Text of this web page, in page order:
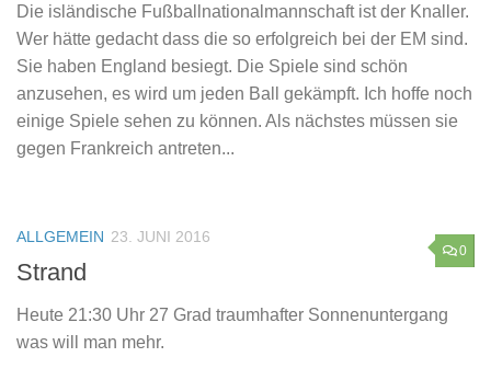
Die isländische Fußballnationalmannschaft ist der Knaller.
Wer hätte gedacht dass die so erfolgreich bei der EM sind.
Sie haben England besiegt. Die Spiele sind schön
anzusehen, es wird um jeden Ball gekämpft. Ich hoffe noch
einige Spiele sehen zu können. Als nächstes müssen sie
gegen Frankreich antreten...
0
ALLGEMEIN 23. JUNI 2016
Strand
Heute 21:30 Uhr 27 Grad traumhafter Sonnenuntergang
was will man mehr.